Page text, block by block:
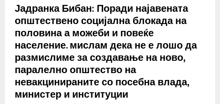
Јадранка Бибан: Поради најавената
општествено социјална блокада на
половина а можеби и повеќе
население. мислам дека не е лошо да
размислиме за создавање на ново,
паралелно општество на
невакцинираните со посебна влада,
министер и институции